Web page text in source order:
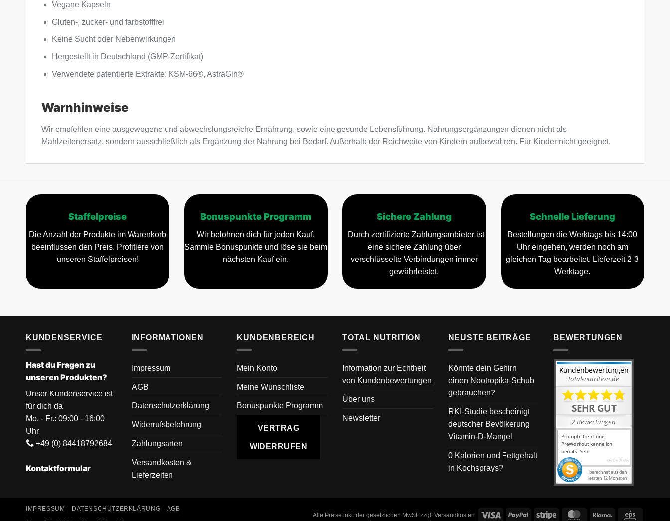
Vegane Kapseln
Gluten-, zucker- und farbstofffrei
Keine Sucht oder Nebenwirkungen
Hergestellt in Deutschland (GMP-Zertifikat)
Verwendete patentierte Extrakte: KSM-66®, AstraGin®
Warnhinweise
Wir empfehlen eine ausgewogene und abwechslungsreiche Ernährung, sowie eine gesunde Lebensführung. Nahrungsergänzungen dienen nicht als
Mahlzeitenersatz, sondern ausschließlich als Ergänzung der Nahrung bei Bedarf. Außerhalb der Reichweite von Kindern aufbewahren. Für Kinder nicht geeignet.
Staffelpreise
Die Anzahl der Produkte im Warenkorb
beeinflussen den Preis. Profitiere von
unseren Staffelpreisen!
Bonuspunkte Programm
Wir belohnen dich für jeden Kauf.
Sammle Bonuspunkte und löse sie beim
nächsten Kauf ein.
Sichere Zahlung
Durch zertifizierte Zahlungsanbieter ist
eine sichere Zahlung über
verschlüsselte Verbindungen immer
gewährleistet.
Schnelle Lieferung
Bestellungen die Werktags bis 14:00
Uhr eingehen, werden noch am
gleichen Tag bearbeitet. Lieferzeit 2-3
Werktage.
KUNDENSERVICE
Hast du Fragen zu
unseren Produkten?
Unser Kundenservice ist
für dich da
Mo. - Fr.: 09:00 - 16:00
Uhr
+49 (0) 84418792684
Kontaktformular
INFORMATIONEN
Impressum
AGB
Datenschutzerklärung
Widerrufsbelehrung
Zahlungsarten
Versandkosten &
Lieferzeiten
KUNDENBEREICH
Mein Konto
Meine Wunschliste
Bonuspunkte Programm
VERTRAG
WIDERRUFEN
TOTAL NUTRITION
Information zur Echtheit
von Kundenbewertungen
Über uns
Newsletter
NEUSTE BEITRÄGE
Könnte dein Gehirn
einen Nootropika-Schub
gebrauchen?
RKI-Studie bescheinigt
deutscher Bevölkerung
Vitamin-D-Mangel
0 Kalorien und Fettgehalt
in Kochsprays?
BEWERTUNGEN
Alle Preise inkl. der gesetzlichen MwSt. zzgl. Versandkosten Visa PayPal Stripe MasterCardKlarna
IMPRESSUM DATENSCHUTZERKLÄRUNG AGB